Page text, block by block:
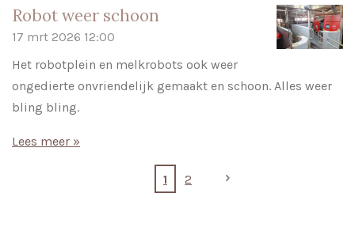
Robot weer schoon
17 mrt 2026 12:00
Het robotplein en melkrobots ook weer
ongedierte onvriendelijk gemaakt en schoon. Alles weer
bling bling.
Lees meer »
1 2